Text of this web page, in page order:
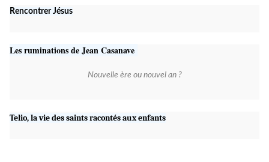
Rencontrer Jésus
Les ruminations de Jean Casanave
Nouvelle ère ou nouvel an ?
Telio, la vie des saints racontés aux enfants